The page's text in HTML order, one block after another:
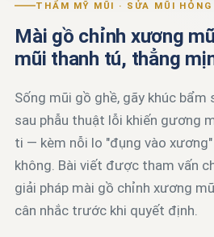
THẨM MỸ MŨI · SỬA MŨI HỎNG
Mài gồ chỉnh xương
mũi thanh tú, thẳng
Sống mũi gồ ghề, gãy khúc bẩm
sau phẫu thuật lỗi khiến gương
ti — kèm nỗi lo "đụng vào
không. Bài viết được tham vấn
giải pháp mài gồ chỉnh xương
cân nhắc trước khi quyết định.